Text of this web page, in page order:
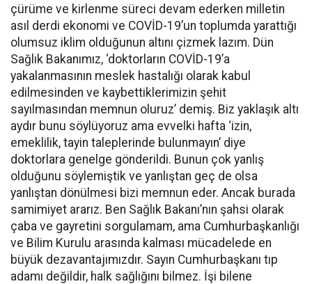
çürüme ve kirlenme süreci devam ederken milletin
asıl derdi ekonomi ve COVİD-19’un toplumda yarattığı
olumsuz iklim olduğunun altını çizmek lazım. Dün
Sağlık Bakanımız, ‘doktorların COVİD-19’a
yakalanmasının meslek hastalığı olarak kabul
edilmesinden ve kaybettiklerimizin şehit
sayılmasından memnun oluruz’ demiş. Biz yaklaşık altı
aydır bunu söylüyoruz ama evvelki hafta ‘izin,
emeklilik, tayin taleplerinde bulunmayın’ diye
doktorlara genelge gönderildi. Bunun çok yanlış
olduğunu söylemiştik ve yanlıştan geç de olsa
yanlıştan dönülmesi bizi memnun eder. Ancak burada
samimiyet ararız. Ben Sağlık Bakanı’nın şahsi olarak
çaba ve gayretini sorgulamam, ama Cumhurbaşkanlığı
ve Bilim Kurulu arasında kalması mücadelede en
büyük dezavantajımızdır. Sayın Cumhurbaşkanı tıp
adamı değildir, halk sağlığını bilmez. İşi bilene